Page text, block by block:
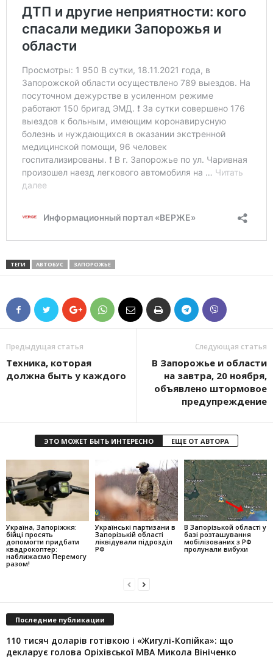
ТЕГИ АВТОБУС ЗАПОРОЖЬЕ
Предыдущая статья
Техника, которая
должна быть у каждого
Следующая статья
В Запорожье и области
на завтра, 20 ноября,
объявлено штормовое
предупреждение
ЭТО МОЖЕТ БЫТЬ ИНТЕРЕСНО ЕЩЕ ОТ АВТОРА
Україна, Запоріжжя:
бійці просять
допомогти придбати
квадрокоптер:
наближаємо Перемогу
разом!
Українські партизани в
Запорізькій області
ліквідували підрозділ
РФ
В Запорізькой області у
базі розташування
мобілізованих з РФ
пролунали вибухи
Последние публикации
110 тисяч доларів готівкою і «Жигулі-Копійка»: що
декларує голова Оріхівської МВА Микола Вініченко